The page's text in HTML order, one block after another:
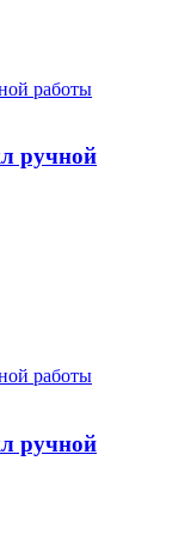
ручной
ручной